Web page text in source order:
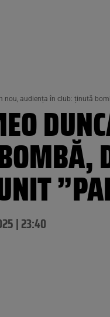
nou, audiența în club: ținută
| 23:40